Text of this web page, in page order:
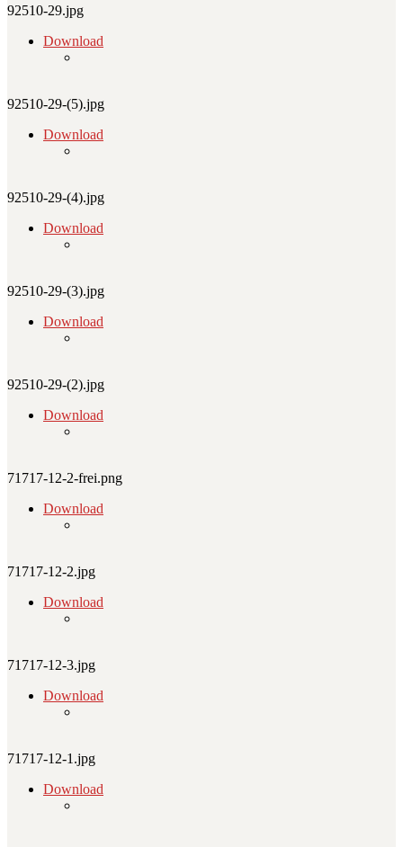
92510-29.jpg
Download
92510-29-(5).jpg
Download
92510-29-(4).jpg
Download
92510-29-(3).jpg
Download
92510-29-(2).jpg
Download
71717-12-2-frei.png
Download
71717-12-2.jpg
Download
71717-12-3.jpg
Download
71717-12-1.jpg
Download